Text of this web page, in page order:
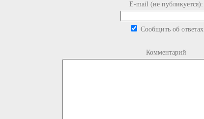
E-mail (не публикуется):
Сообщить об ответах
Комментарий